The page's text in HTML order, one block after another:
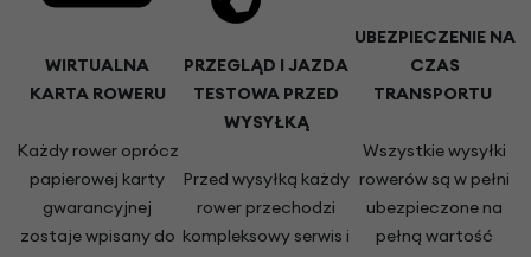
WIRTUALNA
KARTA ROWERU
Każdy rower oprócz
papierowej karty
gwarancyjnej
zostaje wpisany do
PRZEGLĄD I JAZDA
TESTOWA PRZED
WYSYŁKĄ
Przed wysyłką każdy
rower przechodzi
kompleksowy serwis i
UBEZPIECZENIE NA
CZAS
TRANSPORTU
Wszystkie wysyłki
rowerów są w pełni
ubezpieczone na
pełną wartość